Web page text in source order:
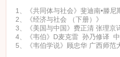
1、《共同体与社会》斐迪南•滕
2、《经济与社会 （下册）》
3、《美国与中国》费正清 张理京
4、《韦伯》D麦克雷 孙乃修译
5、《韦伯学说》顾忠华 广西师范